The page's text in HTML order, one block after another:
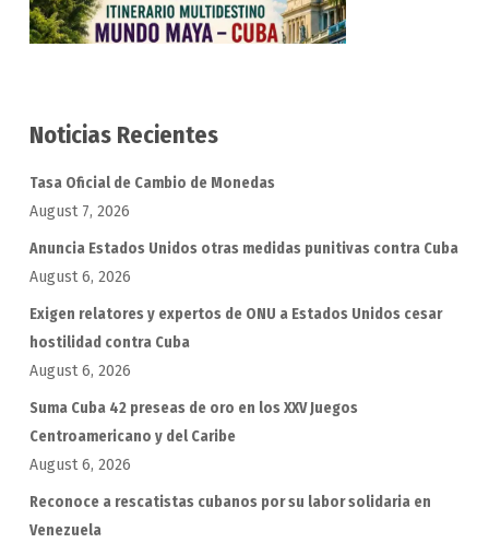
Noticias Recientes
Tasa Oficial de Cambio de Monedas
August 7, 2026
Anuncia Estados Unidos otras medidas punitivas contra Cuba
August 6, 2026
Exigen relatores y expertos de ONU a Estados Unidos cesar
hostilidad contra Cuba
August 6, 2026
Suma Cuba 42 preseas de oro en los XXV Juegos
Centroamericano y del Caribe
August 6, 2026
Reconoce a rescatistas cubanos por su labor solidaria en
Venezuela